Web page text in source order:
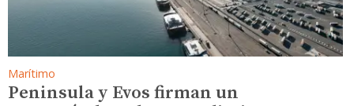
Marítimo
Peninsula y Evos firman un